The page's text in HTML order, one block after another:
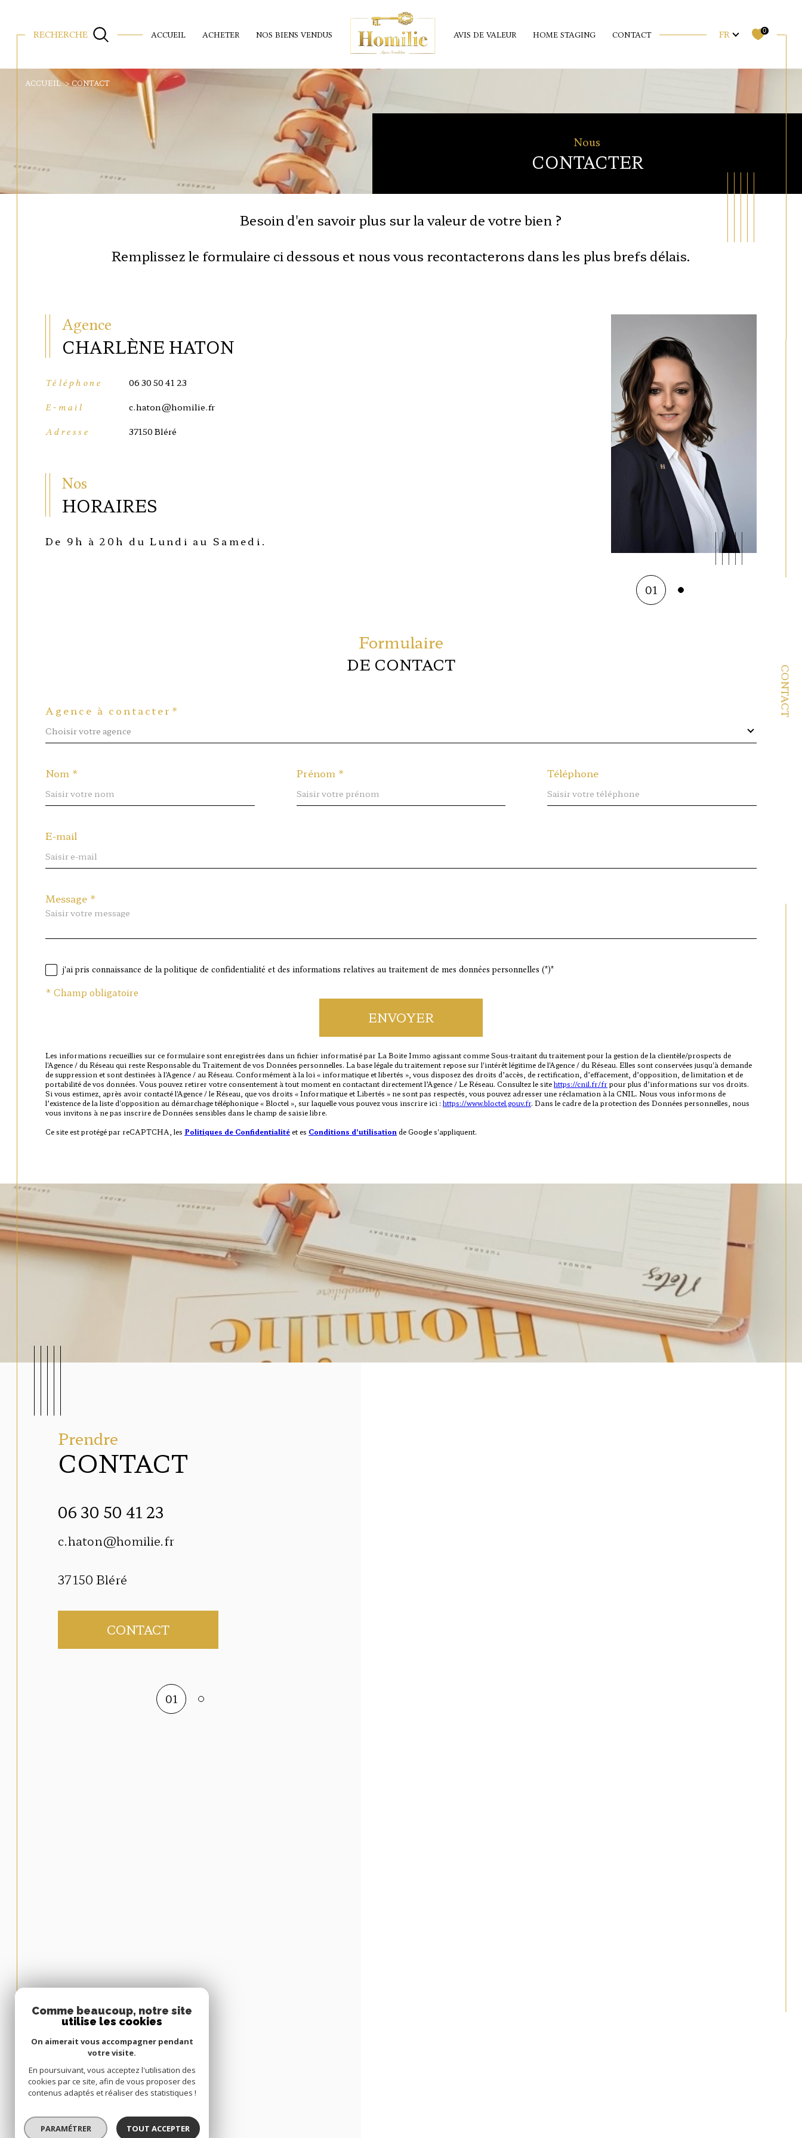
ACCUEIL ACHETER NOS BIENS VENDUS AVIS DE VALEUR HOME STAGING CONTACT
RECHERCHE Langue
FR 0
CONTACT
ACCUEIL CONTACT
Nous
CONTACTER
Besoin d'en savoir plus sur la valeur de votre bien ?
Remplissez le formulaire ci dessous et nous vous recontacterons dans les plus brefs délais.
Agence
CHARLÈNE HATON
Téléphone 06 30 50 41 23
E-mail c.haton@homilie.fr
Adresse 37150 Bléré
Nos
HORAIRES
De 9h à 20h du Lundi au Samedi.
01
Formulaire
DE CONTACT
Agence à contacter*
Choisir votre agence
Nom * Prénom * Téléphone
E-mail
Message *
j'ai pris connaissance de la politique de confidentialité et des informations relatives au traitement de mes données personnelles (*)*
* Champ obligatoire
ENVOYER
Les informations recueillies sur ce formulaire sont enregistrées dans un fichier informatisé par La Boite Immo agissant comme Sous-traitant du traitement pour la gestion de la clientèle/prospects de
l'Agence / du Réseau qui reste Responsable du Traitement de vos Données personnelles. La base légale du traitement repose sur l'intérêt légitime de l'Agence / du Réseau. Elles sont conservées jusqu'à demande
de suppression et sont destinées à l'Agence / au Réseau. Conformément à la loi « informatique et libertés », vous disposez des droits d’accès, de rectification, d’effacement, d’opposition, de limitation et de
portabilité de vos données. Vous pouvez retirer votre consentement à tout moment en contactant directement l’Agence / Le Réseau. Consultez le sitehttps://cnil.fr/frpour plus d’informations sur vos droits.
Si vous estimez, après avoir contacté l'Agence / le Réseau, que vos droits « Informatique et Libertés » ne sont pas respectés, vous pouvez adresser une réclamation à la CNIL. Nous vous informons de
l’existence de la liste d'opposition au démarchage téléphonique « Bloctel », sur laquelle vous pouvez vous inscrire ici : https://www.bloctel.gouv.fr. Dans le cadre de la protection des Données personnelles, nous
vous invitons à ne pas inscrire de Données sensibles dans le champ de saisie libre.
Ce site est protégé par reCAPTCHA, les Politiques de Confidentialité et es Conditions d'utilisation de Google s'appliquent.
Prendre
CONTACT
06 30 50 41 23
c.haton@homilie.fr
37150 Bléré
CONTACT
01
Comme beaucoup, notre site
utilise les cookies
On aimerait vous accompagner pendant
votre visite.
En poursuivant, vous acceptez l'utilisation des
cookies par ce site, afin de vous proposer des
contenus adaptés et réaliser des statistiques !
PARAMÉTRER TOUT ACCEPTER